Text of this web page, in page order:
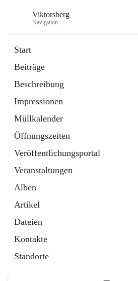
Viktorsberg
Navigation
Start
Beiträge
Beschreibung
Impressionen
Müllkalender
Öffnungszeiten
Veröffentlichungsportal
Veranstaltungen
Alben
Artikel
Dateien
Kontakte
Standorte
1 Schnellzugriff
Bürgerservice
10 Schnellzugriffe